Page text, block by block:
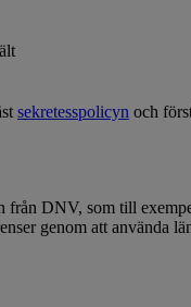
sekretesspolicyn och
från DNV, som till
genom att använda